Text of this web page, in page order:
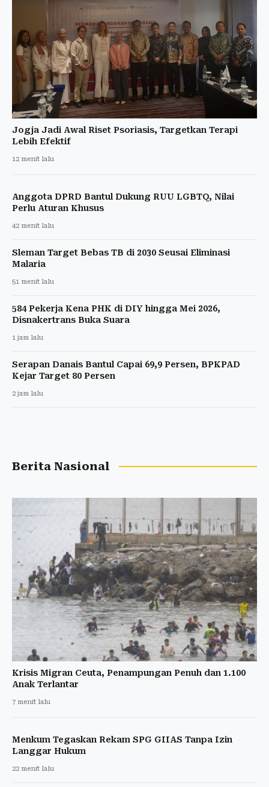
Jogja Jadi Awal Riset Psoriasis, Targetkan Terapi
Lebih Efektif
12 menit lalu
Anggota DPRD Bantul Dukung RUU LGBTQ, Nilai
Perlu Aturan Khusus
42 menit lalu
Sleman Target Bebas TB di 2030 Seusai Eliminasi
Malaria
51 menit lalu
584 Pekerja Kena PHK di DIY hingga Mei 2026,
Disnakertrans Buka Suara
1 jam lalu
Serapan Danais Bantul Capai 69,9 Persen, BPKPAD
Kejar Target 80 Persen
2 jam lalu
Berita Nasional
Krisis Migran Ceuta, Penampungan Penuh dan 1.100
Anak Terlantar
7 menit lalu
Menkum Tegaskan Rekam SPG GIIAS Tanpa Izin
Langgar Hukum
22 menit lalu